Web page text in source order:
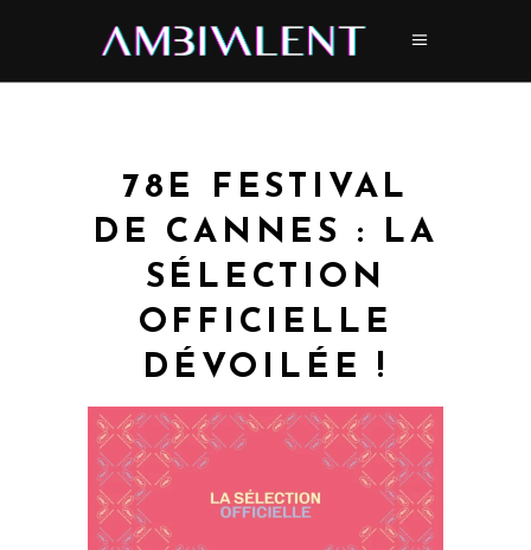
78E FESTIVAL
DE CANNES : LA
SÉLECTION
OFFICIELLE
DÉVOILÉE !